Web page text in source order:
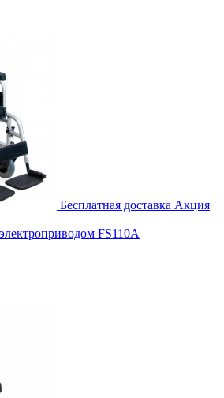
Бесплатная доставка Акция
FS110А